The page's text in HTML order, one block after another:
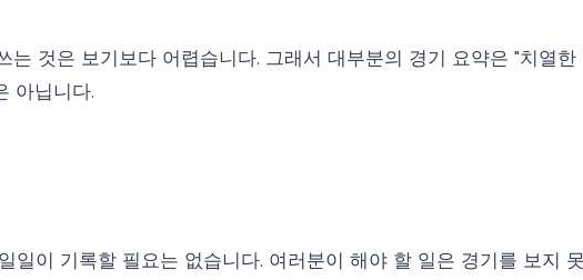
것은 보기보다 어렵습니다. 그래서 대부분의 경기 요약은 "치열
아닙니다.
이 기록할 필요는 없습니다. 여러분이 해야 할 일은 경기를 보지